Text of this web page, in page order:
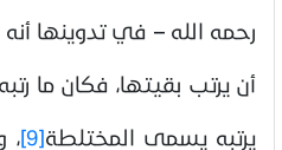
رحمه الله – في تدوينها
أن يرتب بقيتها، فكان ما
يرتبه يسمى المختلطة[9] ،